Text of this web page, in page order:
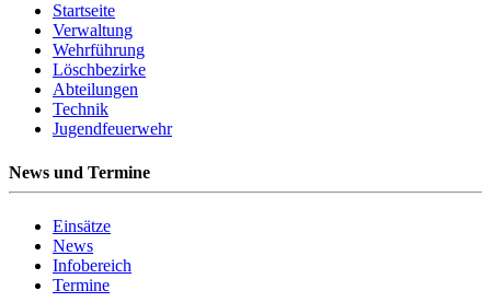
Startseite
Verwaltung
Wehrführung
Löschbezirke
Abteilungen
Technik
Jugendfeuerwehr
News und Termine
Einsätze
News
Infobereich
Termine